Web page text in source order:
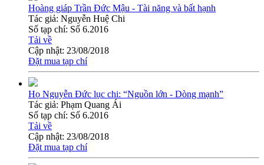
Hoàng giáp Trần Đức Mậu - Tài năng và bất hạnh
Tác giả: Nguyễn Huệ Chi
Số tạp chí: Số 6.2016
Tải về
Cập nhật: 23/08/2018
Đặt mua tạp chí
Họ Nguyễn Đức lục chi: “Nguồn lớn - Dòng mạnh”
Tác giả: Phạm Quang Ái
Số tạp chí: Số 6.2016
Tải về
Cập nhật: 23/08/2018
Đặt mua tạp chí